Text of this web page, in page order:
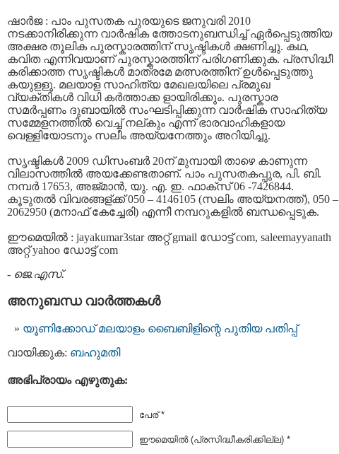
ഷാര്‍ജ : പാം പുസതക പുരയുടെ ജനുവരി 2010
നടക്കാനിരിക്കുന്ന വാര്‍ഷിക ത്തോടനുബന്ധിച്ച് ഏര്‍പ്പെടുത്തിയ
അക്ഷര തൂലിക പുരസ്കാരത്തിന് സൃഷ്ടികള്‍ ക്ഷണിച്ചു. കഥ,
കവിത എന്നിവയാണ് പുരസ്കാരത്തിന് പരിഗണിക്കുക. പ്രസിദ്ധീ
കരിക്കാത്ത സൃഷ്ടികള്‍ മാത്രമേ മത്സരത്തിന് ഉള്‍പ്പെടുത്തു
കയുളളൂ. മലയാള സാഹിത്യ മേഖലയിലെ പ്രമുഖ
വ്യക്തികള്‍ വിധി കര്‍ത്താക്ക ളായിരിക്കും. പുരസ്കാര
സമര്‍പ്പണം ദുബായില്‍ സംഘടിപ്പിക്കുന്ന വാര്‍ഷിക സാഹിത്യ
സമ്മേളനത്തില്‍ വെച്ച് നല്കും എന്ന് ഭാരവാഹികളായ
വെള്ളിയോടനും സലീം അയ്യനേത്തും അറിയിച്ചു.
സൃഷ്ടികള്‍ 2009 ഡിസംബര്‍ 20ന് മുമ്പായി താഴെ കാണുന്ന
വിലാസത്തില്‍ അയക്കേണ്ടതാണ്. പാം പുസതകപ്പുര, പി. ബി.
നമ്പര്‍ 17653, അജ്മാന്‍, യു. എ. ഇ. ഫാക്സ് 06 -7426844.
കൂടുതല്‍ വിവരങ്ങള്ക്ക് 050 – 4146105 (സലിം അയ്യനത്ത്), 050 –
2062950 (മനാഫ് കേച്ചേരി) എന്നീ നമ്പറുകളില്‍ ബന്ധപ്പെടുക.
ഈമെയില്‍ : jayakumar3star അറ്റ് gmail ഡോട്ട് com, saleemayyanath
അറ്റ് yahoo ഡോട്ട് com
- ജെ.എസ്.
അനുബന്ധ വാര്‍ത്തകള്‍
യൂണിക്കോഡ് മലയാളം ബൈബിളിന്റെ പുതിയ പതിപ്പ്‌
വായിക്കുക: ബഹുമതി
അഭിപ്രായം എഴുതുക:
പേര് *
ഈമെയില്‍ (പ്രസിദ്ധീകരിക്കില്ല) *